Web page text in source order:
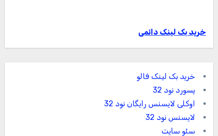
خرید بک لینک دائمی
خرید بک لینک فالو
پسورد نود 32
اوکلی لایسنس رایگان نود 32
لایسنس نود 32
سئو سایت